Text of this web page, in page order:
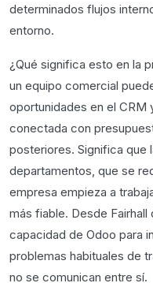
determinados flujos
entorno.
¿Qué significa esto en la
un equipo comercial
oportunidades en el CRM
conectada con
posteriores. Significa que
departamentos, que se
empresa empieza a
más fiable. Desde
capacidad de Odoo para
problemas habituales de
no se comunican entre sí.